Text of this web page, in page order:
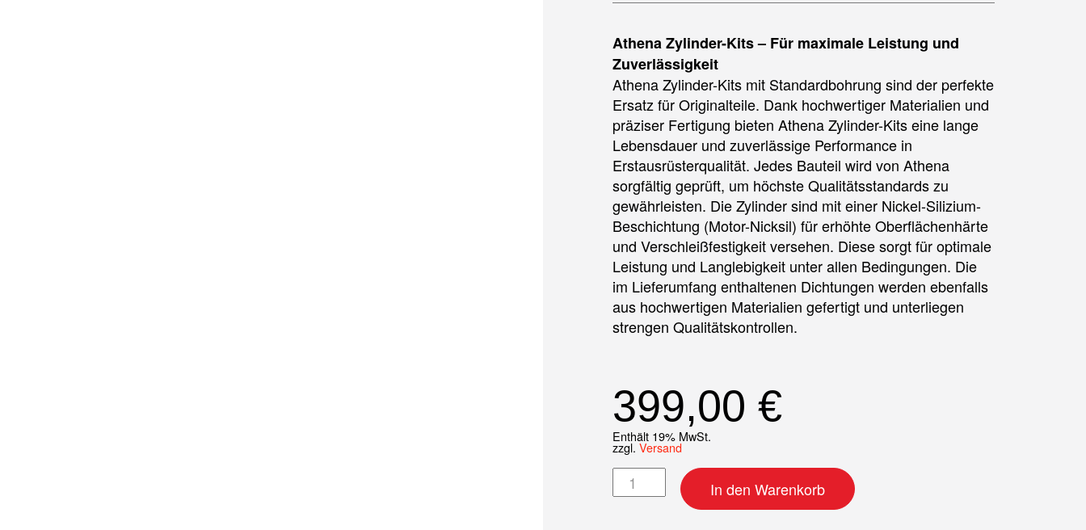
Athena Zylinder-Kits – Für maximale Leistung und
Zuverlässigkeit
Athena Zylinder-Kits mit Standardbohrung sind der perfekte
Ersatz für Originalteile. Dank hochwertiger Materialien und
präziser Fertigung bieten Athena Zylinder-Kits eine lange
Lebensdauer und zuverlässige Performance in
Erstausrüsterqualität. Jedes Bauteil wird von Athena
sorgfältig geprüft, um höchste Qualitätsstandards zu
gewährleisten. Die Zylinder sind mit einer Nickel-Silizium-
Beschichtung (Motor-Nicksil) für erhöhte Oberflächenhärte
und Verschleißfestigkeit versehen. Diese sorgt für optimale
Leistung und Langlebigkeit unter allen Bedingungen. Die
im Lieferumfang enthaltenen Dichtungen werden ebenfalls
aus hochwertigen Materialien gefertigt und unterliegen
strengen Qualitätskontrollen.
399,00€
Enthält 19% MwSt.
zzgl.Versand
Zylinder-Kit MengeIn den Warenkorb